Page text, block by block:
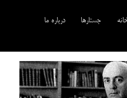
جستارها درباره ما